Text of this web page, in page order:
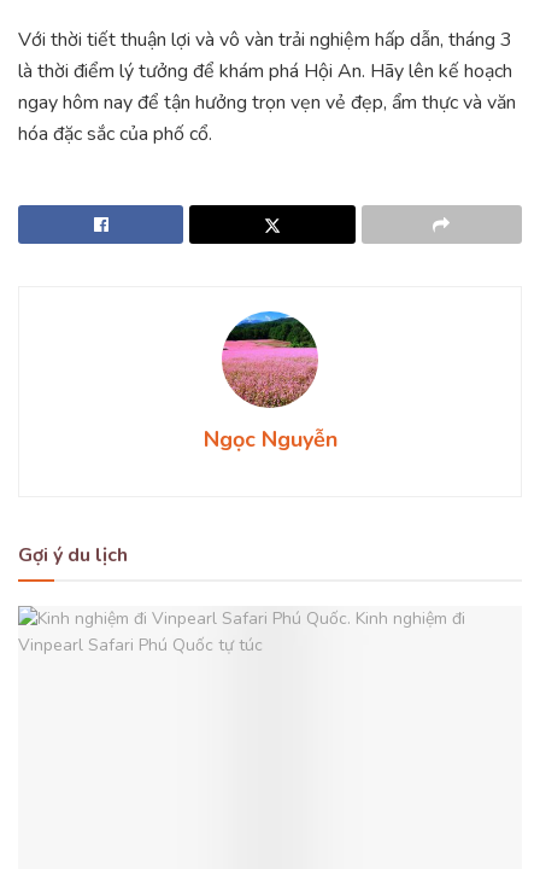
Với thời tiết thuận lợi và vô vàn trải nghiệm hấp dẫn, tháng 3
là thời điểm lý tưởng để khám phá Hội An. Hãy lên kế hoạch
ngay hôm nay để tận hưởng trọn vẹn vẻ đẹp, ẩm thực và văn
hóa đặc sắc của phố cổ.
Ngọc Nguyễn
Gợi ý du lịch